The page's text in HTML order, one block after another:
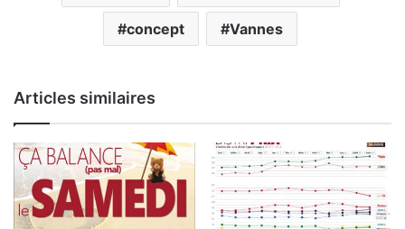
concept Vannes
Articles similaires